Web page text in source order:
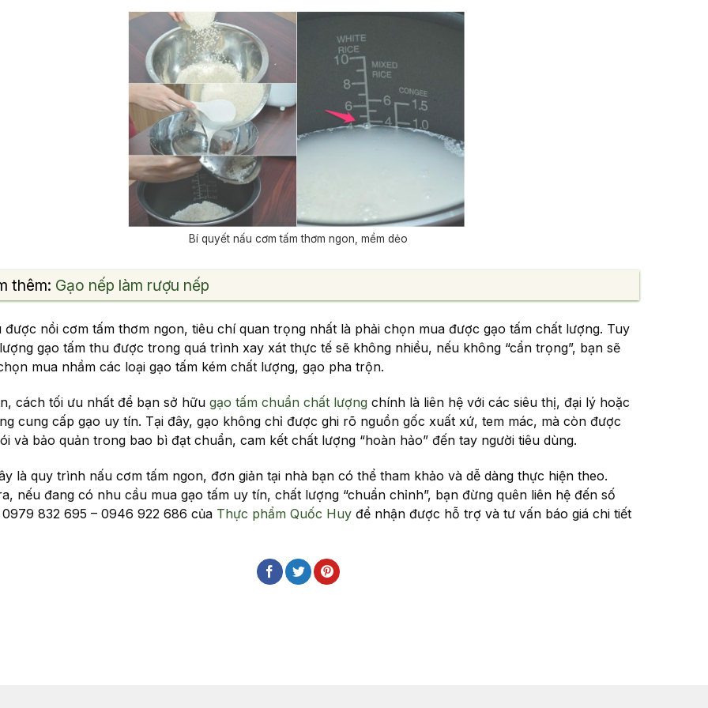
Bí quyết nấu cơm tấm thơm ngon, mềm dẻo
thêm: Gạo nếp làm rượu nếp
được nồi cơm tấm thơm ngon, tiêu chí quan trọng nhất là phải chọn mua được gạo tấm chất lượng. Tuy
gạo tấm thu được trong quá trình xay xát thực tế sẽ không nhiều, nếu không “cẩn trọng”, bạn sẽ
mua nhầm các loại gạo tấm kém chất lượng, gạo pha trộn.
cách tối ưu nhất để bạn sở hữu gạo tấm chuẩn chất lượngchính là liên hệ với các siêu thị, đại lý hoặc
cung cấp gạo uy tín. Tại đây, gạo không chỉ được ghi rõ nguồn gốc xuất xứ, tem mác, mà còn được
và bảo quản trong bao bì đạt chuẩn, cam kết chất lượng “hoàn hảo” đến tay người tiêu dùng.
là quy trình nấu cơm tấm ngon, đơn giản tại nhà bạn có thể tham khảo và dễ dàng thực hiện theo.
nếu đang có nhu cầu mua gạo tấm uy tín, chất lượng “chuẩn chỉnh”, bạn đừng quên liên hệ đến số
832 695 – 0946 922 686 của Thực phẩm Quốc Huyđể nhận được hỗ trợ và tư vấn báo giá chi tiết